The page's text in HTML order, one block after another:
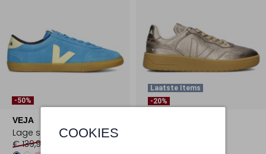
COOKIES
-50%
VEJA
Lage sneakers
€ 139,99
Laatste Items
-20%